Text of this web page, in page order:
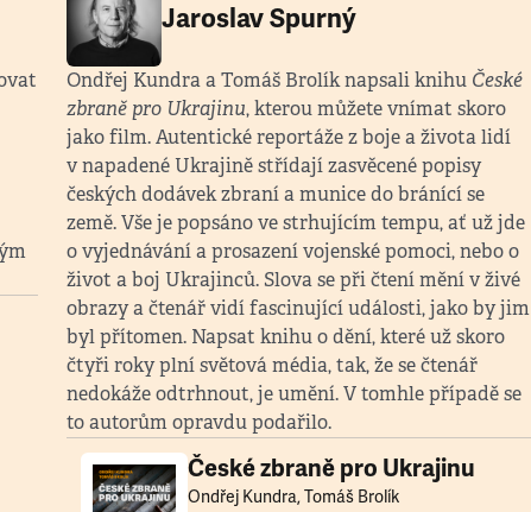
Jaroslav Spurný
Ondřej Kundra a Tomáš Brolík napsali knihu České
zbraně pro Ukrajinu, kterou můžete vnímat skoro
jako film. Autentické reportáže z boje a života lidí
v napadené Ukrajině střídají zasvěcené popisy
českých dodávek zbraní a munice do bránící se
země. Vše je popsáno ve strhujícím tempu, ať už jde
o vyjednávání a prosazení vojenské pomoci, nebo o
život a boj Ukrajinců. Slova se při čtení mění v živé
obrazy a čtenář vidí fascinující události, jako by jim
byl přítomen. Napsat knihu o dění, které už skoro
čtyři roky plní světová média, tak, že se čtenář
nedokáže odtrhnout, je umění. V tomhle případě se
to autorům opravdu podařilo.
České zbraně pro Ukrajinu
Ondřej Kundra, Tomáš Brolík